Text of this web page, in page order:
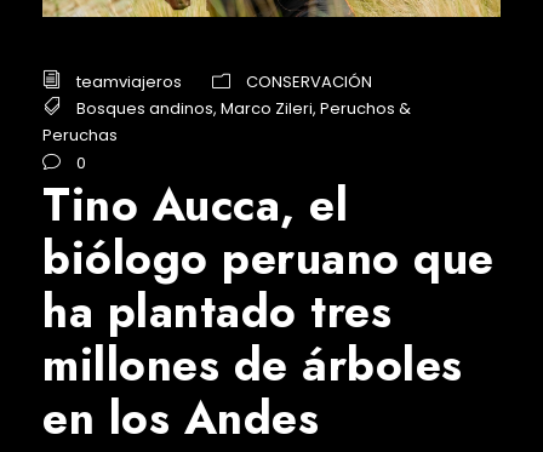
teamviajeros
CONSERVACIÓN
Bosques andinos, Marco Zileri, Peruchos &
Peruchas
0
Tino Aucca, el
biólogo peruano que
ha plantado tres
millones de árboles
en los Andes